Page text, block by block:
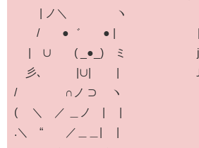
| ノ＼ ヽ
/ ●゛ ● | |
| ∪ ( _●_) ミ j
彡､ |∪| |
/ ∩ノ ⊃ ヽ
( ＼ ／ ＿ノ | |
.＼ “ ／＿＿| |